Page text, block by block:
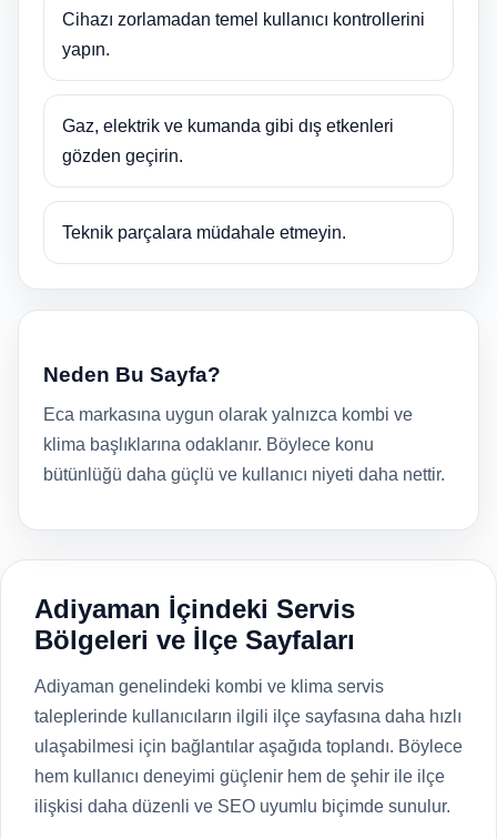
Cihazı zorlamadan temel kullanıcı kontrollerini
yapın.
Gaz, elektrik ve kumanda gibi dış etkenleri
gözden geçirin.
Teknik parçalara müdahale etmeyin.
Neden Bu Sayfa?
Eca markasına uygun olarak yalnızca kombi ve
klima başlıklarına odaklanır. Böylece konu
bütünlüğü daha güçlü ve kullanıcı niyeti daha nettir.
Adiyaman İçindeki Servis
Bölgeleri ve İlçe Sayfaları
Adiyaman genelindeki kombi ve klima servis
taleplerinde kullanıcıların ilgili ilçe sayfasına daha hızlı
ulaşabilmesi için bağlantılar aşağıda toplandı. Böylece
hem kullanıcı deneyimi güçlenir hem de şehir ile ilçe
ilişkisi daha düzenli ve SEO uyumlu biçimde sunulur.